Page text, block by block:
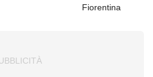
Fiorentina